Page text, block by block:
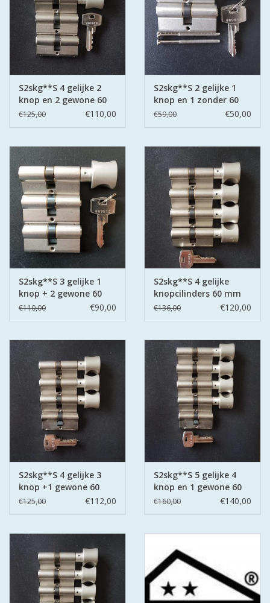
S2skg**S 4 gelijke 2
knop en 2 gewone 60
mm 30-30
€125,00 €110,00
S2skg**S 2 gelijke 1
knop en 1 zonder 60
mm 30-30
€59,00 €50,00
S2skg**S 3 gelijke 1
knop + 2 gewone 60
mm 30-30
€110,00 €90,00
S2skg**S 4 gelijke
knopcilinders 60 mm
30-30
€136,00 €120,00
S2skg**S 4 gelijke 3
knop +1 gewone 60
mm 30-30
€125,00 €112,00
S2skg**S 5 gelijke 4
knop en 1 gewone 60
mm 30-30
€160,00 €140,00